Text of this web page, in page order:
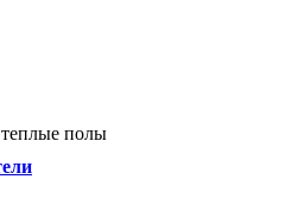
полы